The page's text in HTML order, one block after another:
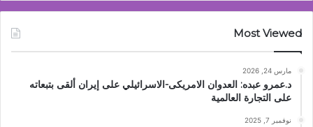
Most Viewed
مارس 24, 2026
د.عمرو عبده: العدوان الامريكى-الاسرائيلي على إيران ألقى بتبعاته
على التجارة العالمية
نوفمبر 7, 2025